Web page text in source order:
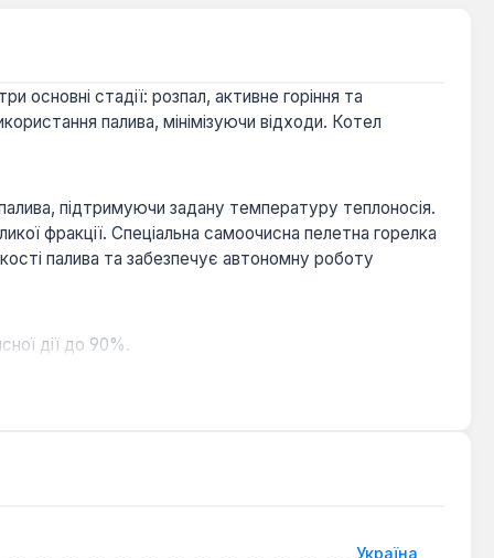
стадії: розпал, активне горіння та
палива, мінімізуючи відходи. Котел
підтримуючи задану температуру теплоносія.
фракції. Спеціальна самоочисна пелетна горелка
палива та забезпечує автономну роботу
дії до 90%.
комерційних об'єктів, які шукають
Україна